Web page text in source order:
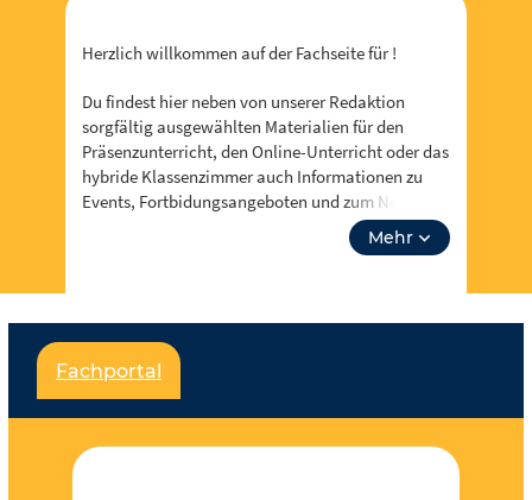
Herzlich willkommen auf der Fachseite für !
Du findest hier neben von unserer Redaktion
sorgfältig ausgewählten Materialien für den
Präsenzunterricht, den Online-Unterricht oder das
hybride Klassenzimmer auch Informationen zu
Events, Fortbidungsangeboten und zum Neusten
aus . Über “unsere Themen” kannst du auch tiefer
in Lehrplanthemen eintauchen und spezielle
Für jeden und jede ist etwas dabei und es soll
noch viel mehr werden – dafür brauchen wir deine
Unterstützung,
kannst in Redaktionen mitarbeiten und eigene
Inhalte hochladen und der Community zur
Verfügung stellen.
Mehr
Fachportal